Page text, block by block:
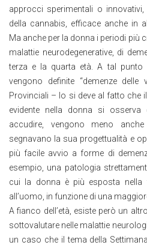
approcci sperimentali o
della cannabis, efficace anche in
Ma anche per la donna i periodi più
malattie neurodegenerative, di
terza e la quarta età. A tal punto
vengono definite “demenze delle
Provinciali – lo si deve al fatto che
evidente nella donna si
accudire, vengono meno
segnavano la sua progettualità e
più facile avvio a forme di
esempio, una patologia
cui la donna è più esposta nella
all’uomo, in funzione di una
A fianco dell’età, esiste però un
sottovalutare nelle malattie
un caso che il tema della